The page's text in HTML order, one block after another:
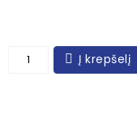
Į krepšelį